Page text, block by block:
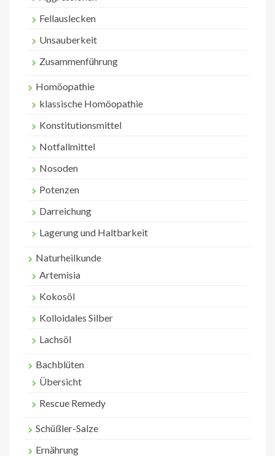
Fellauslecken
Unsauberkeit
Zusammenführung
Homöopathie
klassische Homöopathie
Konstitutionsmittel
Notfallmittel
Nosoden
Potenzen
Darreichung
Lagerung und Haltbarkeit
Naturheilkunde
Artemisia
Kokosöl
Kolloidales Silber
Lachsöl
Bachblüten
Übersicht
Rescue Remedy
Schüßler-Salze
Ernährung